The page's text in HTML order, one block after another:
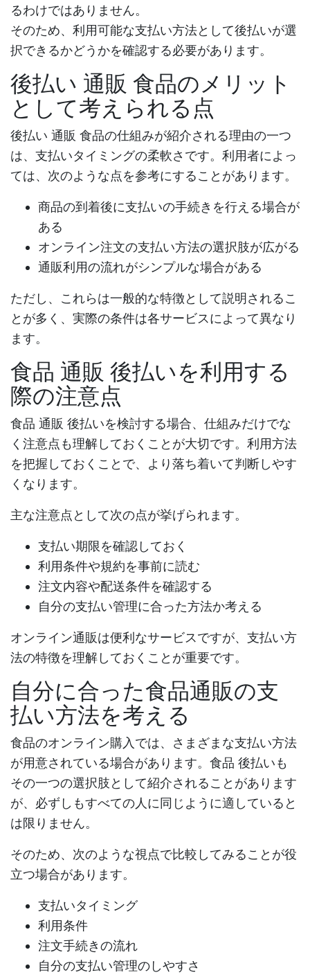
るわけではありません。
そのため、利用可能な支払い方法として後払いが選
択できるかどうかを確認する必要があります。
後払い 通販 食品のメリット
として考えられる点
後払い 通販 食品の仕組みが紹介される理由の一つ
は、支払いタイミングの柔軟さです。利用者によっ
ては、次のような点を参考にすることがあります。
商品の到着後に支払いの手続きを行える場合が
ある
オンライン注文の支払い方法の選択肢が広がる
通販利用の流れがシンプルな場合がある
ただし、これらは一般的な特徴として説明されるこ
とが多く、実際の条件は各サービスによって異なり
ます。
食品 通販 後払いを利用する
際の注意点
食品 通販 後払いを検討する場合、仕組みだけでな
く注意点も理解しておくことが大切です。利用方法
を把握しておくことで、より落ち着いて判断しやす
くなります。
主な注意点として次の点が挙げられます。
支払い期限を確認しておく
利用条件や規約を事前に読む
注文内容や配送条件を確認する
自分の支払い管理に合った方法か考える
オンライン通販は便利なサービスですが、支払い方
法の特徴を理解しておくことが重要です。
自分に合った食品通販の支
払い方法を考える
食品のオンライン購入では、さまざまな支払い方法
が用意されている場合があります。 食品 後払いも
その一つの選択肢として紹介されることがあります
が、必ずしもすべての人に同じように適していると
は限りません。
そのため、次のような視点で比較してみることが役
立つ場合があります。
支払いタイミング
利用条件
注文手続きの流れ
自分の支払い管理のしやすさ